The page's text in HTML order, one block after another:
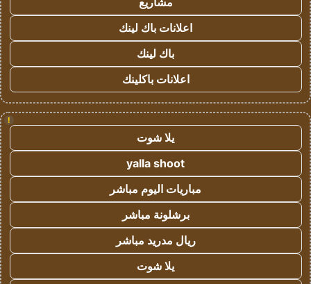
اعلانات باك لينك
باك لينك
اعلانات باكلينك
!
يلا شوت
yalla shoot
مباريات اليوم مباشر
برشلونة مباشر
ريال مدريد مباشر
يلا شوت